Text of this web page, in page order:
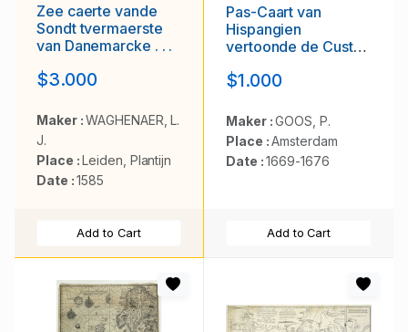
Zee caerte vande
Sondt tvermaerste
van Danemarcke . . .
$3.000
Maker :WAGHENAER, L.
J.
Place :Leiden, Plantijn
Date :1585
Add to Cart
Pas-Caart van
Hispangien
vertoonde de Custen
$1.000
Maker :GOOS, P.
Place :Amsterdam
Date :1669-1676
Add to Cart